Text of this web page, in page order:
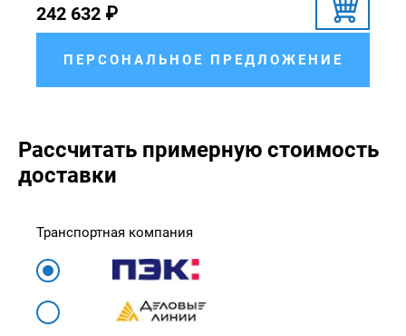
242 632 ₽
ПЕРСОНАЛЬНОЕ ПРЕДЛОЖЕНИЕ
Рассчитать примерную стоимость
доставки
Транспортная компания